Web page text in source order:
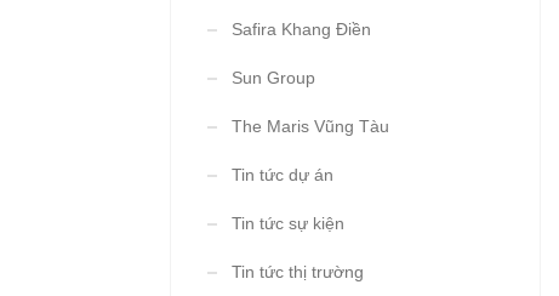
Safira Khang Điền
Sun Group
The Maris Vũng Tàu
Tin tức dự án
Tin tức sự kiện
Tin tức thị trường